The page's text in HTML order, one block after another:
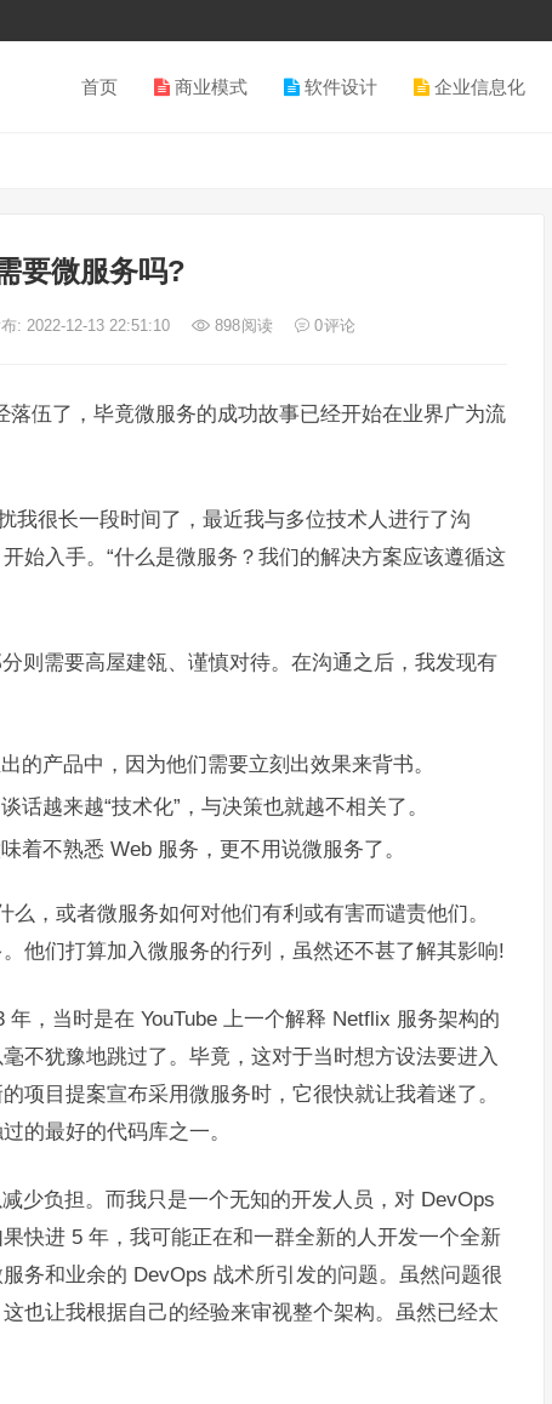
首页 商业模式 软件设计 企业信息化
要微服务吗?
: 2022-12-13 22:51:10 898阅读 0评论
落伍了，毕竟微服务的成功故事已经开始在业界广为流
我很长一段时间了，最近我与多位技术人进行了沟
始入手。“什么是微服务？我们的解决方案应该遵循这
则需要高屋建瓴、谨慎对待。在沟通之后，我发现有
的产品中，因为他们需要立刻出效果来背书。
越来越“技术化”，与决策也就越不相关了。
着不熟悉 Web 服务，更不用说微服务了。
，或者微服务如何对他们有利或有害而谴责他们。
他们打算加入微服务的行列，虽然还不甚了解其影响!
年，当时是在 YouTube 上一个解释 Netflix 服务架构的
不犹豫地跳过了。毕竟，这对于当时想方设法要进入
项目提案宣布采用微服务时，它很快就让我着迷了。
的最好的代码库之一。
少负担。而我只是一个无知的开发人员，对 DevOps
快进 5 年，我可能正在和一群全新的人开发一个全新
务和业余的 DevOps 战术所引发的问题。虽然问题很
也让我根据自己的经验来审视整个架构。虽然已经太